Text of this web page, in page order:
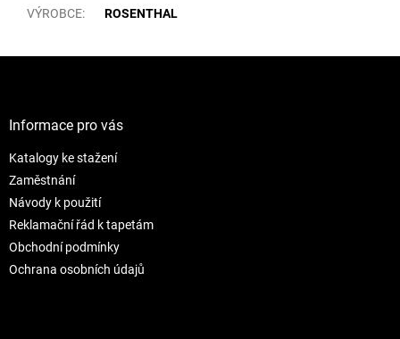
VÝROBCE: ROSENTHAL
Informace pro vás
Katalogy ke stažení
Zaměstnání
Návody k použití
Reklamační řád k tapetám
Obchodní podmínky
Ochrana osobních údajů